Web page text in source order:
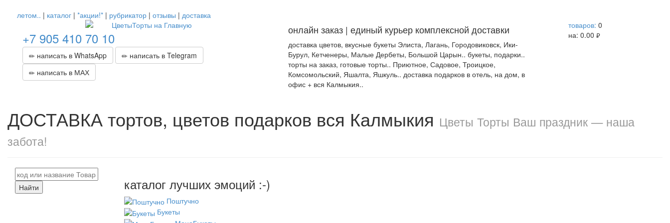
летом.. | каталог | *акции!* | рубрикатор | отзывы | доставка
+7 905 410 70 10
написать в WhatsApp
написать в Telegram
написать в МАХ
онлайн заказ | единый курьер комплексной доставки
доставка цветов, вкусные букеты Элиста, Лагань, Городовиковск, Ики-
Бурул, Кетченеры, Малые Дербеты, Большой Царын.. букеты, подарки..
торты на заказ, готовые торты.. Приютное, Садовое, Троицкое,
Комсомольский, Яшалта, Яшкуль.. доставка подарков в отель, на дом, в
офис + вся Калмыкия..
товаров: 0
на: 0.00 руб.
ДОСТАВКА тортов, цветов подарков вся Калмыкия Цветы Торты Ваш праздник — наша
забота!
Найти каталог лучших эмоций :-)
Поштучно
Букеты